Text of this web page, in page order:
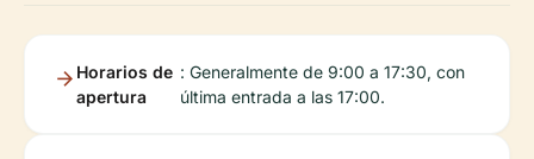
Horarios de
apertura
: Generalmente de 9:00 a 17:30, con
última entrada a las 17:00.